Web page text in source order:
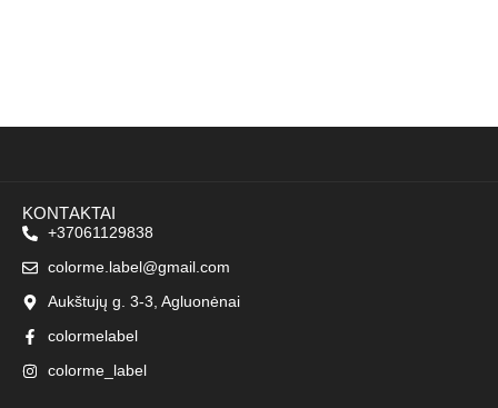
KONTAKTAI
+37061129838
colorme.label@gmail.com
Aukštujų g. 3-3, Agluonėnai
colormelabel
colorme_label